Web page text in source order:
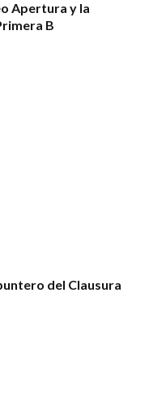
Apertura y la
B
del Clausura